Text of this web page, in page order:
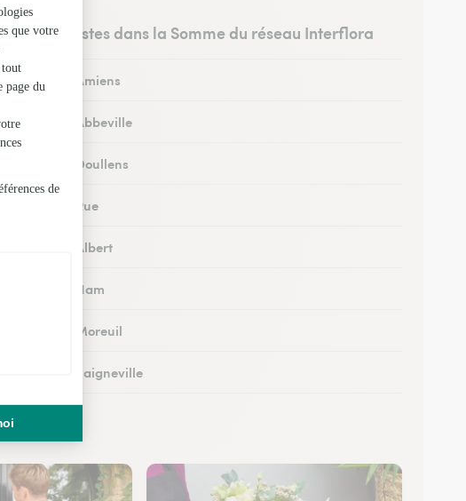
Les fleuristes dans la Somme du réseau Interflora
Fleuristes à Amiens
Fleuristes à Abbeville
Fleuristes à Doullens
Fleuristes à Rue
Fleuristes à Albert
Fleuristes à Ham
Fleuristes à Moreuil
Fleuristes à Saigneville